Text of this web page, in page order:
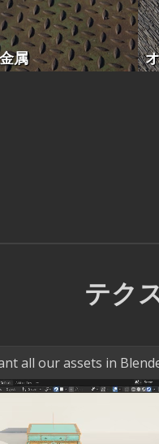
属
テク
all our assets in